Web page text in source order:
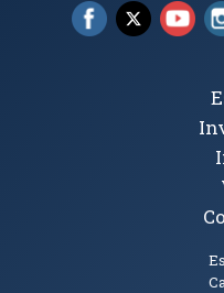
Facebook
X (abre
Tópicos